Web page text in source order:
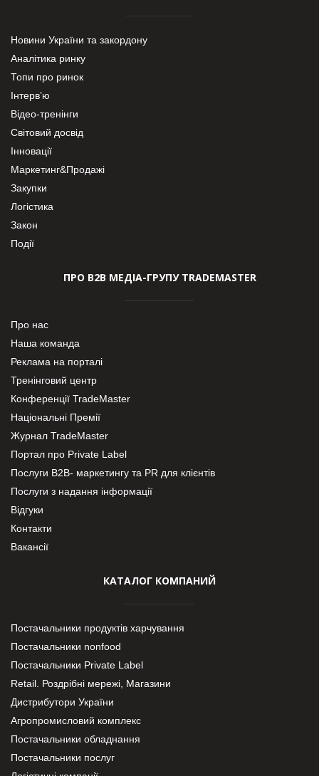
Новини України та закордону
Аналітика ринку
Топи про ринок
Інтерв’ю
Відео-тренінги
Світовий досвід
Інновації
Маркетинг&Продажі
Закупки
Логістика
Закон
Події
ПРО В2В МЕДІА-ГРУПУ TRADEMASTER
Про нас
Наша команда
Реклама на порталі
Тренінговий центр
Конференції TradeMaster
Національні Премії
Журнал TradeMaster
Портал про Private Label
Послуги В2В- маркетингу та PR для клієнтів
Послуги з надання інформації
Відгуки
Контакти
Вакансії
КАТАЛОГ КОМПАНИЙ
Постачальники продуктів харчування
Постачальники nonfood
Постачальники Private Label
Retail. Роздрібні мережі, Магазини
Дистрибутори України
Агропромисловий комплекс
Постачальники обладнання
Постачальники послуг